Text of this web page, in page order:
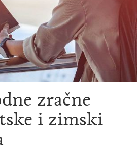
zračne
i zimski